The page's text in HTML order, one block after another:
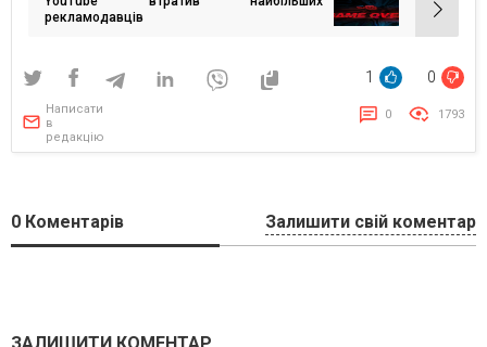
рекламодавців
1 0
Написати
в
редакцію
0 1793
0 Коментарів Залишити свій коментар